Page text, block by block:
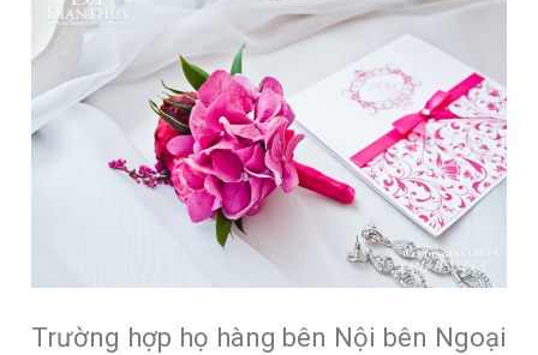
Trường hợp họ hàng bên Nội bên Ngoại